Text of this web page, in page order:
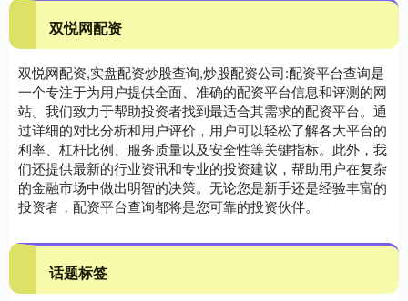
双悦网配资
双悦网配资,实盘配资炒股查询,炒股配资公司:配资平台查询是
一个专注于为用户提供全面、准确的配资平台信息和评测的网
站。我们致力于帮助投资者找到最适合其需求的配资平台。通
过详细的对比分析和用户评价，用户可以轻松了解各大平台的
利率、杠杆比例、服务质量以及安全性等关键指标。此外，我
们还提供最新的行业资讯和专业的投资建议，帮助用户在复杂
的金融市场中做出明智的决策。无论您是新手还是经验丰富的
投资者，配资平台查询都将是您可靠的投资伙伴。
话题标签